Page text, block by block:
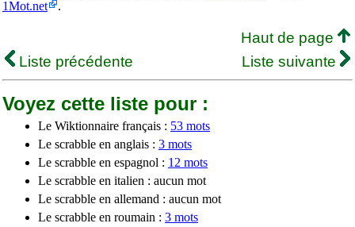
1Mot.net
.
Haut de page
Liste précédente
Liste suivante
Voyez cette liste pour :
Le Wiktionnaire français : 53 mots
Le scrabble en anglais : 3 mots
Le scrabble en espagnol : 12 mots
Le scrabble en italien : aucun mot
Le scrabble en allemand : aucun mot
Le scrabble en roumain : 3 mots